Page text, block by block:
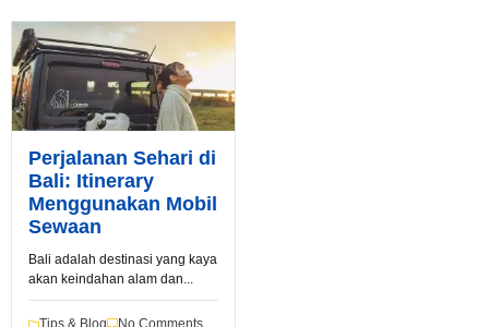
Perjalanan Sehari di
Bali: Itinerary
Menggunakan Mobil
Sewaan
Bali adalah destinasi yang kaya
akan keindahan alam dan...
Tips & Blog No Comments
Book via WhatsApp
Pilih Mobil*